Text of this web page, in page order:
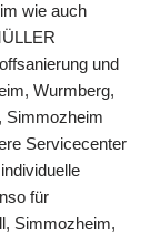
wie auch
und
Wurmberg,
Simmozheim
Servicecenter
für
Simmozheim,